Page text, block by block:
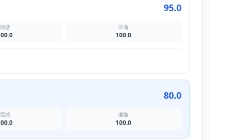
95.0
情感 准确
100.0
80.0
情感 准确
100.0